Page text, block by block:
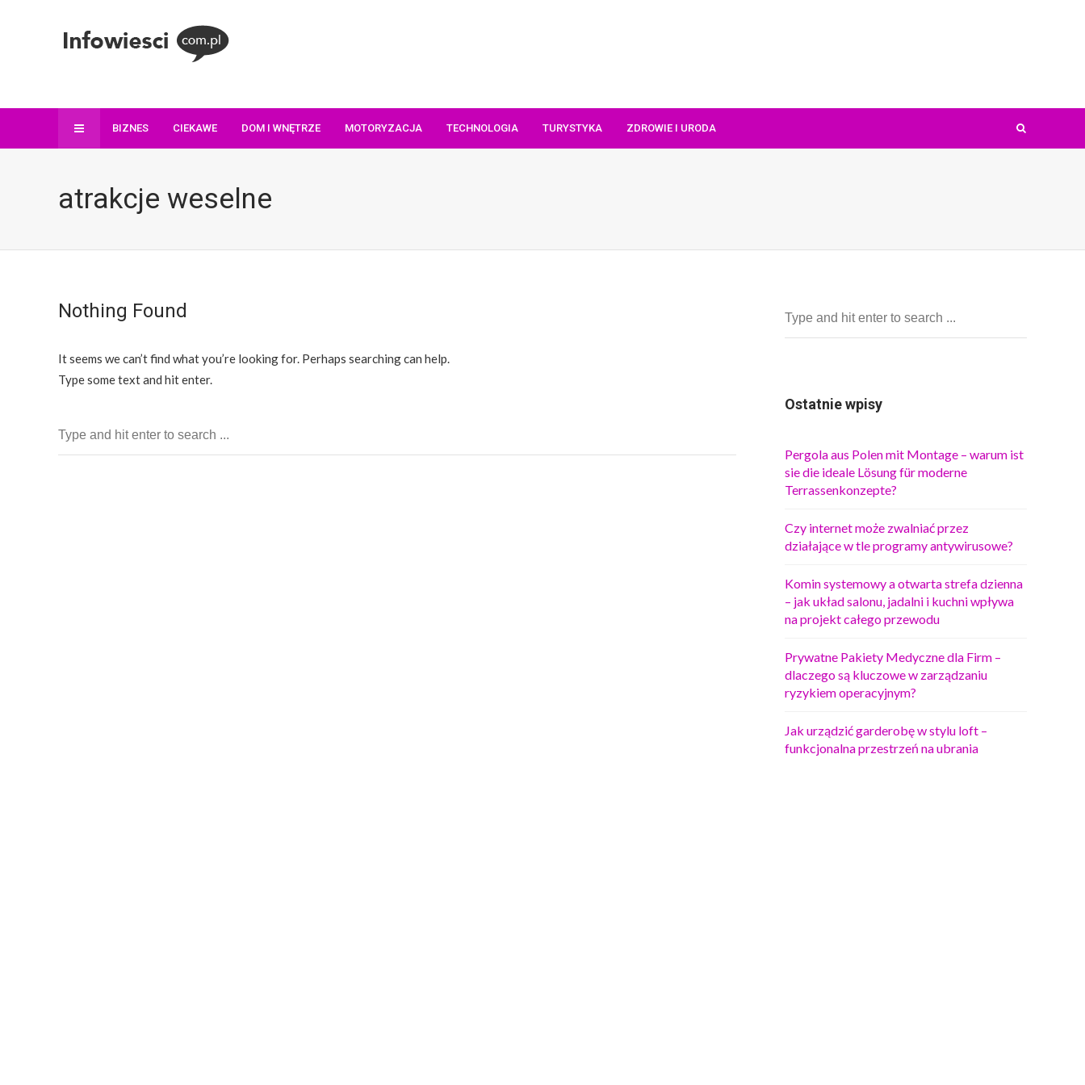
BIZNES CIEKAWE DOM I WNĘTRZE MOTORYZACJA TECHNOLOGIA TURYSTYKA ZDROWIE I URODA
atrakcje weselne
Nothing Found
It seems we can’t find what you’re looking for. Perhaps searching can help.
Type some text and hit enter.
Ostatnie wpisy
Pergola aus Polen mit Montage – warum ist
sie die ideale Lösung für moderne
Terrassenkonzepte?
Czy internet może zwalniać przez
działające w tle programy antywirusowe?
Komin systemowy a otwarta strefa dzienna
– jak układ salonu, jadalni i kuchni wpływa
na projekt całego przewodu
Prywatne Pakiety Medyczne dla Firm –
dlaczego są kluczowe w zarządzaniu
ryzykiem operacyjnym?
Jak urządzić garderobę w stylu loft –
funkcjonalna przestrzeń na ubrania